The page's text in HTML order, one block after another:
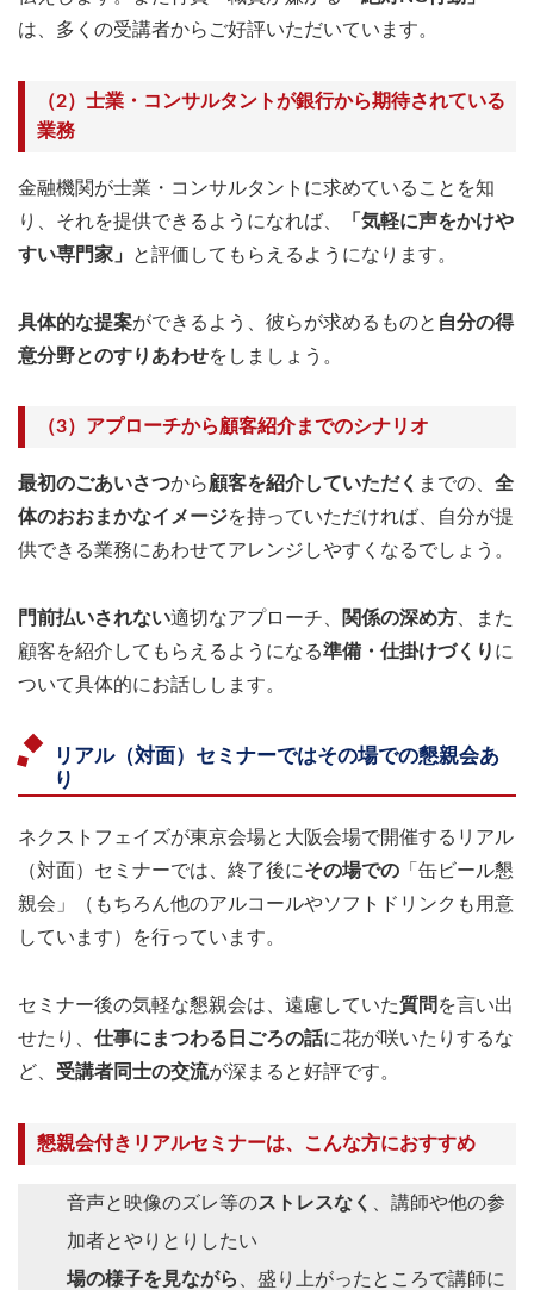
は、多くの受講者からご好評いただいています。
（2）士業・コンサルタントが銀行から期待されている
業務
金融機関が士業・コンサルタントに求めていることを知
り、それを提供できるようになれば、
「気軽に声をかけや
すい専門家」
と評価してもらえるようになります。
具体的な提案ができるよう、彼らが求めるものと 自分の得
意分野とのすりあわせをしましょう。
（3）アプローチから顧客紹介までのシナリオ
最初のごあいさつから顧客を紹介していただく までの、 全
体のおおまかなイメージを持っていただければ、自分が提
供できる業務にあわせてアレンジしやすくなるでしょう。
門前払いされない適切なアプローチ、 関係の深め方、また
顧客を紹介してもらえるようになる準備・仕掛けづくり に
ついて具体的にお話しします。
リアル（対面）セミナーではその場での懇親会あ
り
ネクストフェイズが東京会場と大阪会場で開催するリアル
（対面）セミナーでは、終了後にその場での 「缶ビール懇
親会」（もちろん他のアルコールやソフトドリンクも用意
しています）を行っています。
セミナー後の気軽な懇親会は、遠慮していた質問 を言い出
せたり、 仕事にまつわる日ごろの話に花が咲いたりするな
ど、 受講者同士の交流が深まると好評です。
懇親会付きリアルセミナーは、こんな方におすすめ
音声と映像のズレ等のストレスなく
、講師や他の参
加者とやりとりしたい
場の様子を見ながら
、盛り上がったところで講師に